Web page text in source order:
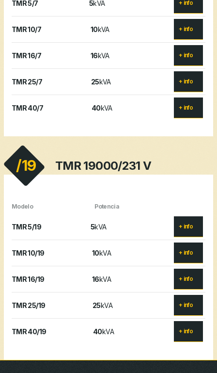
TMR 5/7 5kVA + info
TMR 10/7 10kVA + info
TMR 16/7 16kVA + info
TMR 25/7 25kVA + info
TMR 40/7 40kVA + info
/19 TMR 19000/231 V
Modelo Potencia
TMR 5/19 5kVA + info
TMR 10/19 10kVA + info
TMR 16/19 16kVA + info
TMR 25/19 25kVA + info
TMR 40/19 40kVA + info